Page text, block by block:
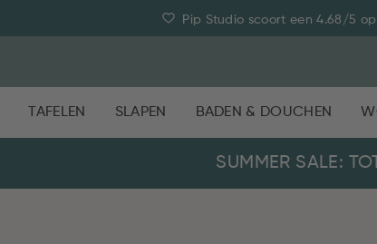
Pip Studio scoort een 4.68/5
TAFELEN SLAPEN BADEN & DOUCHEN
SUMMER SALE: